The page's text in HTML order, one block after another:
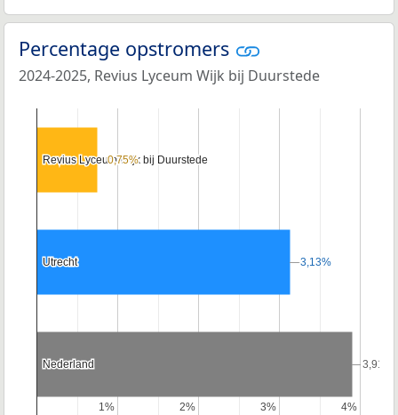
Percentage opstromers
2024-2025, Revius Lyceum Wijk bij Duurstede
1%
1% 2%
2% 3%
3% 4%
4%
Revius Lyceum Wijk bij Duurstede
Revius Lyceum Wijk bij Duurstede
Utrecht
Utrecht
Nederland
Nederland
0,75%
0,75%
3,13%
3,13%
3,91%
3,91%